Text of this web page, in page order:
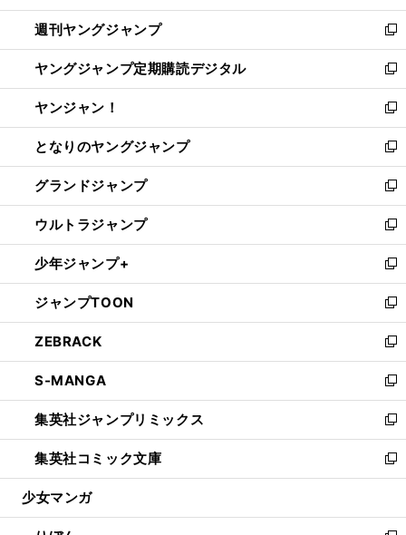
開
く
ウ
で
開
く
ン
ド
ウ
で
開
く
ウ
ィ
ン
ド
ウ
で
開
く
週刊ヤングジャンプ
新
し
い
ウ
ィ
ン
ド
ウ
で
開
く
ヤングジャンプ定期購読デジタル
新
し
い
ウ
ィ
ン
ド
ウ
で
開
く
ヤンジャン！
新
し
い
ウ
ィ
ン
ド
ウ
で
開
く
となりのヤングジャンプ
新
し
い
ウ
ィ
ン
ド
ウ
で
開
く
グランドジャンプ
新
し
い
ウ
ィ
ン
ド
ウ
で
開
く
ウルトラジャンプ
新
し
い
ウ
ィ
ン
ド
ウ
で
開
く
少年ジャンプ+
新
し
い
ウ
ィ
ン
ド
ウ
で
開
く
ジャンプTOON
新
し
い
ウ
ィ
ン
ド
ウ
で
開
ZEBRACK
新
し
い
ウ
ィ
ン
ド
ウ
開
S-MANGA
新
し
い
ウ
ィ
ン
ウ
集英社ジャンプリミックス
新
し
い
ウ
ン
集英社コミック文庫
新
し
ウ
少女マンガ